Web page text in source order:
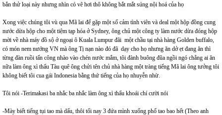
bắn thử loại này nhưng nhìn có vẽ hơi thô không bắt mắt súng nội hoá của họ
Xong việc chúng tôi vù qua Mã lai để gặp một số cảm tình viên và deal một hộp đồng cung
nước dừa hộp cho một tiệm tạp hóa ở Sydney, ông chủ một công ty làm nước dừa đóng hộp
mời về nhà máy đồ sộ ở ngoại ô Kuala Lumpur đãi một chầu tại nhà hàng Golden buffalo,
có món nem nướng VN mà ông Tị nạn nào đó đã dạy cho họ nhưng ăn dở ẹt đang ăn thì
từng đàn ruồi tấn công nhào vào chén nước mắm, tôi đành buông đũa ngồi ngó chẳng ai ăn
nữa làm ông xì thẩu Tàu quê ông chửi tên chủ nhà hàng một tràng tiếng Mã lai ông tưởng tôi
không biết tôi cua gái Indonesia bằng thứ tiếng của họ nhuyễn nhừ.
Tôi nói -Terimakasi ba nhắc ba nhắc làm ông xì thẩu khoái chí cười nói
-Mày biết tiếng tụi tao mà dấu, thôi tối nay 3 đứa mình xuống phố tao bao hết (Theo anh